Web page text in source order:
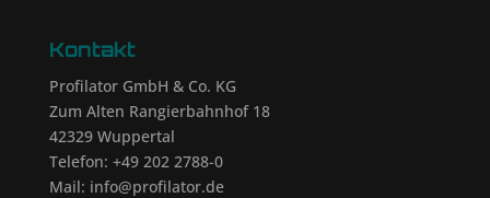
Kontakt
Profilator GmbH & Co. KG
Zum Alten Rangierbahnhof 18
42329 Wuppertal
Telefon: +49 202 2788-0
Mail: info@profilator.de